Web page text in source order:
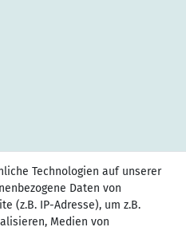
Technologien auf unserer
Daten von
(z.B. IP-Adresse), um z.B.
Medien von